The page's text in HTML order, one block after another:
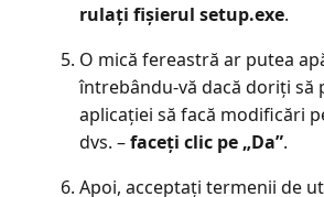
rulați fișierul setup.exe.
O mică fereastră ar putea
întrebându-vă dacă doriți să
aplicației să facă modificări
dvs. –faceți clic pe „Da”.
Apoi, acceptați termenii de